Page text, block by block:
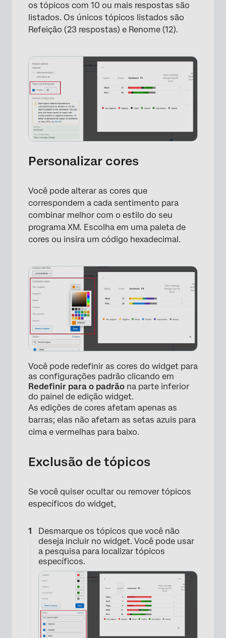
×
os tópicos com 10 ou mais respostas são
listados. Os únicos tópicos listados são
Refeição (23 respostas) e Renome (12).
Personalizar cores
Você pode alterar as cores que
correspondem a cada sentimento para
combinar melhor com o estilo do seu
programa XM. Escolha em uma paleta de
cores ou insira um código hexadecimal.
Você pode redefinir as cores do widget para
as configurações padrão clicando em
Redefinir para o padrão na parte inferior
do painel de edição widget.
As edições de cores afetam apenas as
barras; elas não afetam as setas azuis para
cima e vermelhas para baixo.
Exclusão de tópicos
Se você quiser ocultar ou remover tópicos
específicos do widget,
Desmarque os tópicos que você não
deseja incluir no widget. Você pode usar
a pesquisa para localizar tópicos
específicos.